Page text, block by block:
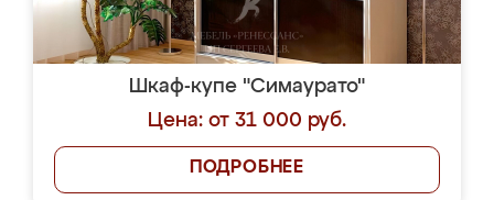
Шкаф-купе "Симаурато"
Цена: от 31 000 руб.
ПОДРОБНЕЕ